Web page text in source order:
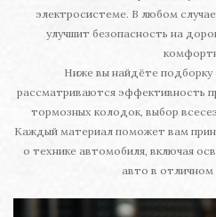
электросистеме. В любом
улучшит безопасность на
Ниже вы найдёте подборку
рассматриваются эффективность
тормозных колодок, выбор
Каждый материал поможет вам
о технике автомобиля, включая
авто в отличном